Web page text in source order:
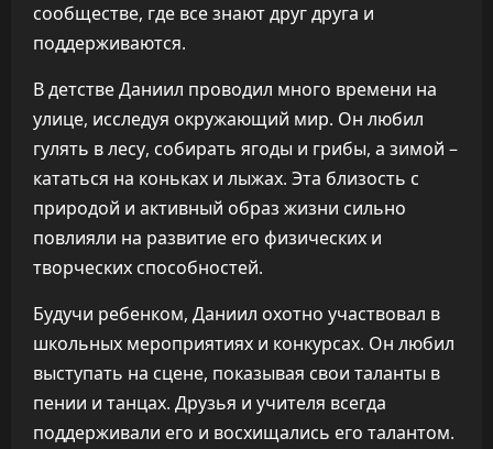
сообществе, где все знают друг друга и
поддерживаются.
В детстве Даниил проводил много времени на
улице, исследуя окружающий мир. Он любил
гулять в лесу, собирать ягоды и грибы, а зимой –
кататься на коньках и лыжах. Эта близость с
природой и активный образ жизни сильно
повлияли на развитие его физических и
творческих способностей.
Будучи ребенком, Даниил охотно участвовал в
школьных мероприятиях и конкурсах. Он любил
выступать на сцене, показывая свои таланты в
пении и танцах. Друзья и учителя всегда
поддерживали его и восхищались его талантом.